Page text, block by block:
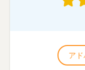
ア